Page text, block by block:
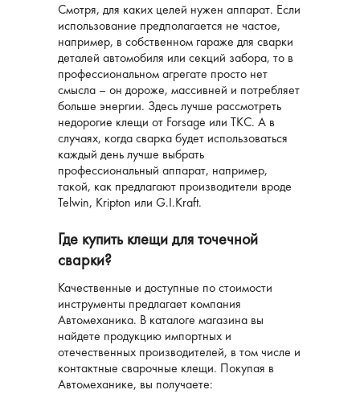
Смотря, для каких целей нужен аппарат. Если
использование предполагается не частое,
например, в собственном гараже для сварки
деталей автомобиля или секций забора, то в
профессиональном агрегате просто нет
смысла – он дороже, массивней и потребляет
больше энергии. Здесь лучше рассмотреть
недорогие клещи от Forsage или ТКС. А в
случаях, когда сварка будет использоваться
каждый день лучше выбрать
профессиональный аппарат, например,
такой, как предлагают производители вроде
Telwin, Kripton или G.I.Kraft.
Где купить клещи для точечной
сварки?
Качественные и доступные по стоимости
инструменты предлагает компания
Автомеханика. В каталоге магазина вы
найдете продукцию импортных и
отечественных производителей, в том числе и
контактные сварочные клещи. Покупая в
Автомеханике, вы получаете: